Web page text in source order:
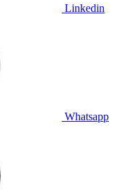
Linkedin
Whatsapp